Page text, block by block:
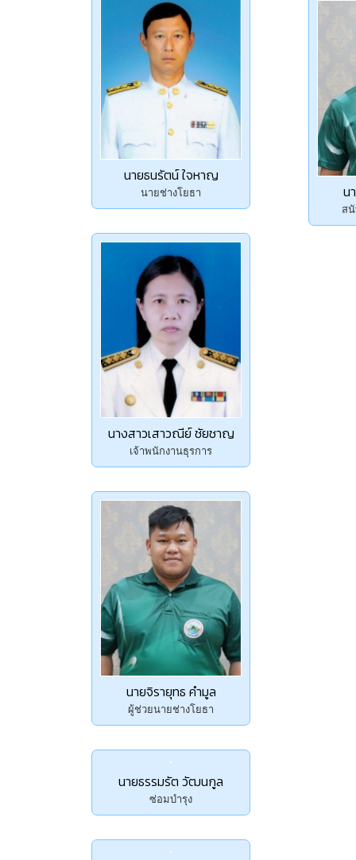
นายธนรัตน์ ใจหาญ
นายช่างโยธา
นางสาวเสาวณีย์ ชัยชาญ
เจ้าพนักงานธุรการ
นายจิรายุทธ คำมูล
ผู้ช่วยนายช่างโยธา
นายธรรมรัต วัฒนกูล
ซ่อมบำรุง
น
ส